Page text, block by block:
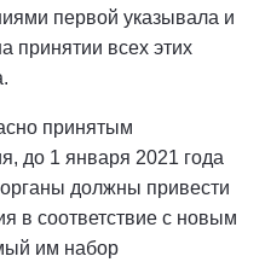
первой указывала и
принятии всех этих
принятым
до 1 января 2021 года
должны привести
в соответствие с новым
им набор